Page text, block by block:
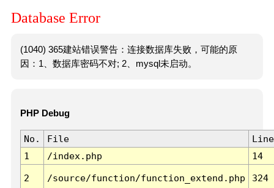
Database Error
(1040) 365建站错误警告：连接数据库失败，可能的原
因：1、数据库密码不对; 2、mysql未启动。
PHP Debug
No. File
Line
1
/index.php 14
2 /source/function/function_extend.php 324